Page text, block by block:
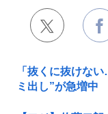
「抜くに抜けな
ミ出し”が急増中